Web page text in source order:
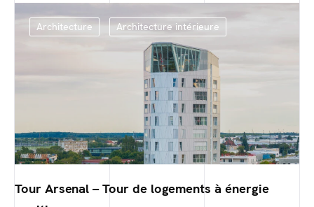
Architecture Architecture intérieure
Tour Arsenal – Tour de logements à énergie